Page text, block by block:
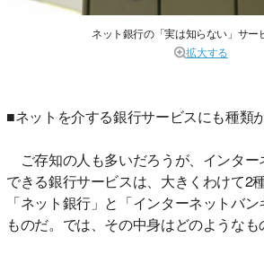
ネット銀行の「実は知らない」サー
拡大する
■ネットを介する銀行サービスにも種類
ご存知の人も多いだろうが、インター
できる銀行サービスは、大きくわけて2
「ネット銀行」と「インターネットバ
ものだ。では、その中身はどのようなも